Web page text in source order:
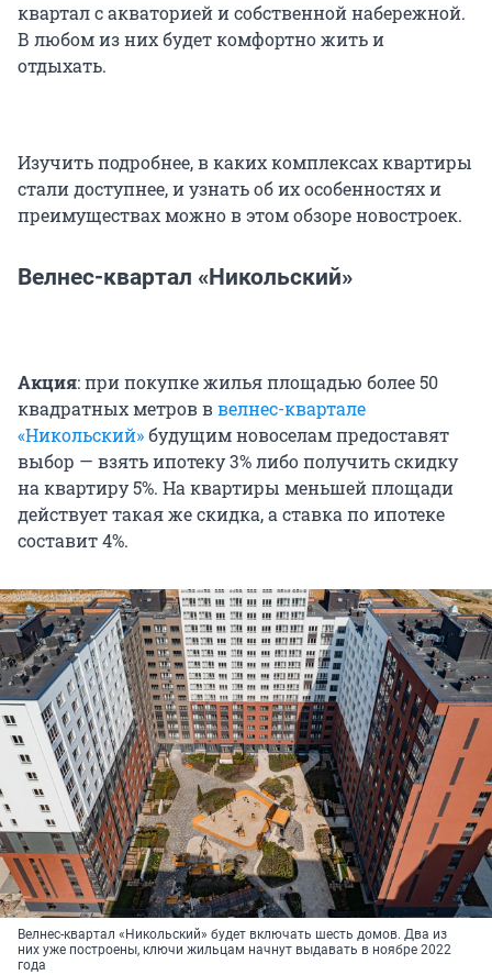
квартал с акваторией и собственной набережной.
В любом из них будет комфортно жить и
отдыхать.
Изучить подробнее, в каких комплексах квартиры
стали доступнее, и узнать об их особенностях и
преимуществах можно в этом обзоре новостроек.
Велнес-квартал «Никольский»
Акция: при покупке жилья площадью более 50
квадратных метров ввелнес-квартале
«Никольский»будущим новоселам предоставят
выбор — взять ипотеку 3% либо получить скидку
на квартиру 5%. На квартиры меньшей площади
действует такая же скидка, а ставка по ипотеке
составит 4%.
Велнес-квартал «Никольский» будет включать шесть домов. Два из
них уже построены, ключи жильцам начнут выдавать в ноябре 2022
года